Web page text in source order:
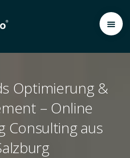
digitalbuero®
Thomas' Blog
Impressum
Datenschutzhinweis
Optimierung &
– Online
Consulting aus